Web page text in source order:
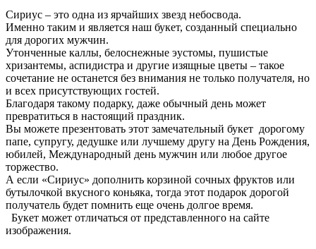
Сириус – это одна из ярчайших звезд небосвода.
Именно таким и является наш букет, созданный специально
для дорогих мужчин.
Утонченные каллы, белоснежные эустомы, пушистые
хризантемы, аспидистра и другие изящные цветы – такое
сочетание не останется без внимания не только получателя, но
и всех присутствующих гостей.
Благодаря такому подарку, даже обычный день может
превратиться в настоящий праздник.
Вы можете презентовать этот замечательный букет дорогому
папе, супругу, дедушке или лучшему другу на День Рождения,
юбилей, Международный день мужчин или любое другое
торжество.
А если «Сириус» дополнить корзиной сочных фруктов или
бутылочкой вкусного коньяка, тогда этот подарок дорогой
получатель будет помнить еще очень долгое время.
Букет может отличаться от представленного на сайте
изображения.